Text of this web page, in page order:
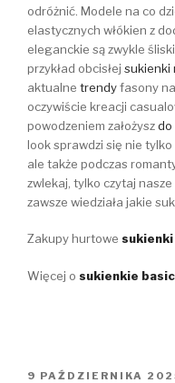
odróżnić. Modele na co
elastycznych włókien z
eleganckie są zwykle
przykład obcisłej sukienki
aktualne trendyfasony
oczywiście kreacji
powodzeniem założyszdo
look sprawdzi się nie tylko
ale także podczas
zwlekaj, tylko czytaj
zawsze wiedziała jakie
Zakupy hurtowe
Więcej o sukienkie basic
OPUBLIKOWANE
9 PAŹDZIERNIKA